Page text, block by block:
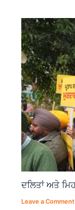
ਦਲਿਤਾਂ ਅਤੇ
Leave a Comment